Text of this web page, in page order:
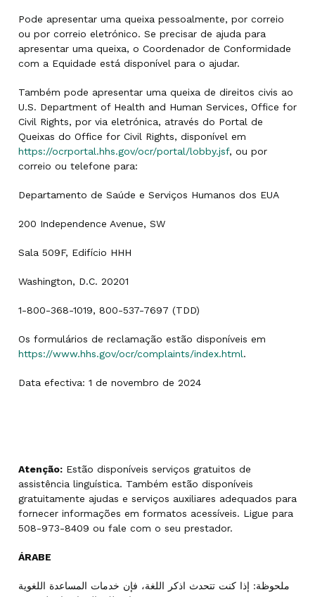
Pode apresentar uma queixa pessoalmente, por correio
ou por correio eletrónico. Se precisar de ajuda para
apresentar uma queixa, o Coordenador de Conformidade
com a Equidade está disponível para o ajudar.
Também pode apresentar uma queixa de direitos civis ao
U.S. Department of Health and Human Services, Office for
Civil Rights, por via eletrónica, através do Portal de
Queixas do Office for Civil Rights, disponível em
https://ocrportal.hhs.gov/ocr/portal/lobby.jsf, ou por
correio ou telefone para:
Departamento de Saúde e Serviços Humanos dos EUA
200 Independence Avenue, SW
Sala 509F, Edifício HHH
Washington, D.C. 20201
1-800-368-1019, 800-537-7697 (TDD)
Os formulários de reclamação estão disponíveis em
https://www.hhs.gov/ocr/complaints/index.html.
Data efectiva: 1 de novembro de 2024
Atenção: Estão disponíveis serviços gratuitos de
assistência linguística. Também estão disponíveis
gratuitamente ajudas e serviços auxiliares adequados para
fornecer informações em formatos acessíveis. Ligue para
508-973-8409 ou fale com o seu prestador.
ÁRABE
ملحوظة: إذا كنت تتحدث اذكر اللغة، فإن خدمات المساعدة اللغوية